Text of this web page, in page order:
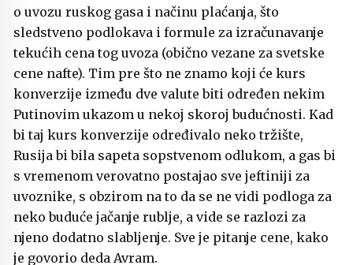
o uvozu ruskog gasa i načinu plaćanja, što
sledstveno podlokava i formule za izračunavanje
tekućih cena tog uvoza (obično vezane za svetske
cene nafte). Tim pre što ne znamo koji će kurs
konverzije između dve valute biti određen nekim
Putinovim ukazom u nekoj skoroj budućnosti. Kad
bi taj kurs konverzije određivalo neko tržište,
Rusija bi bila sapeta sopstvenom odlukom, a gas bi
s vremenom verovatno postajao sve jeftiniji za
uvoznike, s obzirom na to da se ne vidi podloga za
neko buduće jačanje rublje, a vide se razlozi za
njeno dodatno slabljenje. Sve je pitanje cene, kako
je govorio deda Avram.